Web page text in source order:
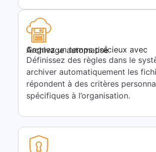
Gagnez un temps précieux avec
Archivage automatisé
Définissez des règles dans le
archiver automatiquement les
répondent à des critères
spécifiques à l’organisation.